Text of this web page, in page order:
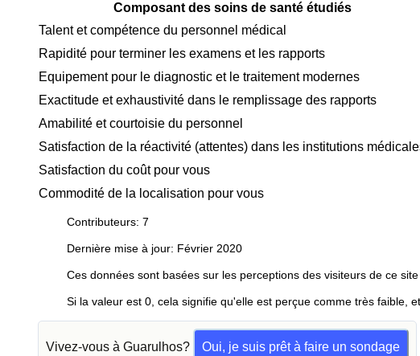
Composant des soins de santé étudiés
Talent et compétence du personnel médical
Rapidité pour terminer les examens et les rapports
Equipement pour le diagnostic et le traitement modernes
Exactitude et exhaustivité dans le remplissage des rapports
Amabilité et courtoisie du personnel
Satisfaction de la réactivité (attentes) dans les institutions
Satisfaction du coût pour vous
Commodité de la localisation pour vous
Contributeurs: 7
Dernière mise à jour: Février 2020
Ces données sont basées sur les perceptions des visiteurs de ce
Si la valeur est 0, cela signifie qu'elle est perçue comme très faible,
Vivez-vous à Guarulhos? Oui, je suis prêt à faire un sondage